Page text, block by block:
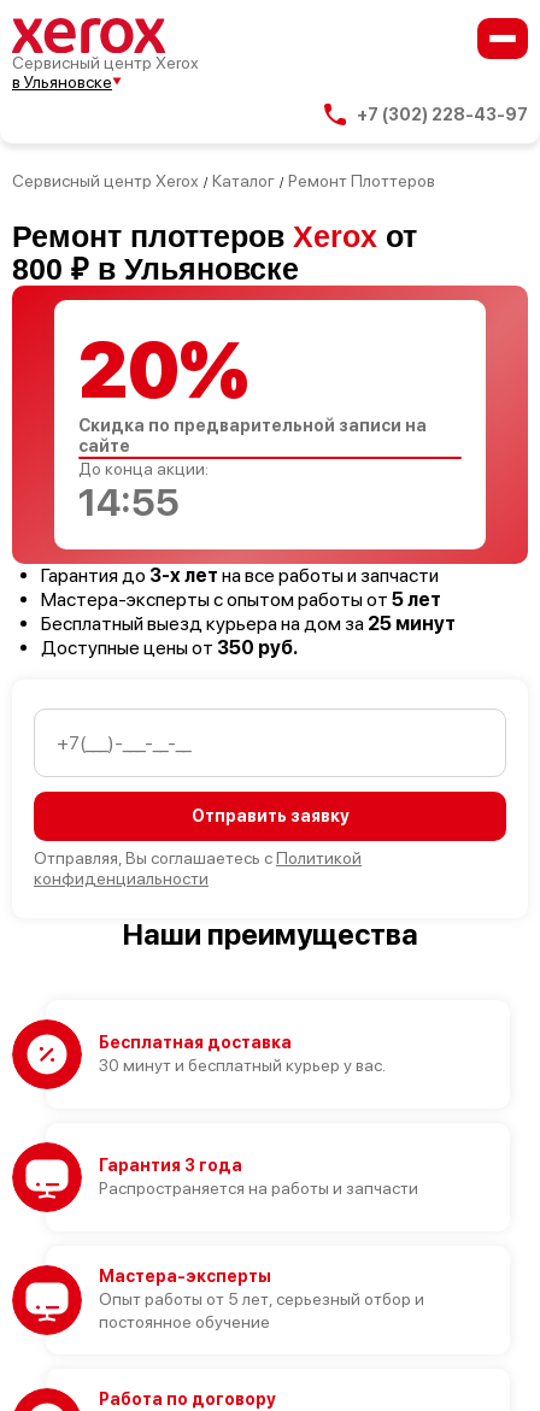
Сервисный центр Xerox
в Ульяновске
+7 (302) 228-43-97
Сервисный центр Xerox / Каталог / Ремонт Плоттеров
Ремонт плоттеров Xerox от
800 ₽ в Ульяновске
Гарантия до 3-х лет на все работы и запчасти
Мастера-эксперты с опытом работы от 5 лет
Бесплатный выезд курьера на дом за 25 минут
Доступные цены от 350 руб.
Отправить заявку
Отправляя, Вы соглашаетесь сПолитикой
конфиденциальности
20%
Скидка по предварительной записи на
сайте
До конца акции:
14:54
Наши преимущества
Бесплатная доставка
30 минут и бесплатный курьер у вас.
Гарантия 3 года
Распространяется на работы и запчасти
Мастера-эксперты
Опыт работы от 5 лет, серьезный отбор и
постоянное обучение
Работа по договору